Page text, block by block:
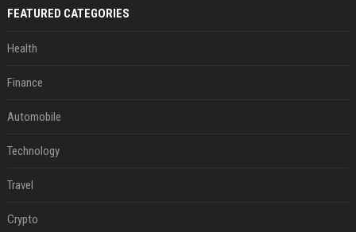
FEATURED CATEGORIES
Health
Finance
Automobile
Technology
Travel
Crypto